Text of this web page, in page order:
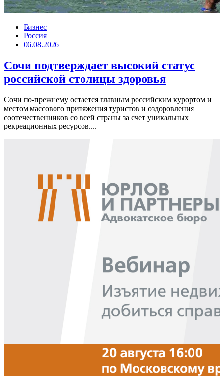
Бизнес
Россия
06.08.2026
Сочи подтверждает высокий статус
российской столицы здоровья
Сочи по-прежнему остается главным российским курортом и
местом массового притяжения туристов и оздоровления
соотечественников со всей страны за счет уникальных
рекреационных ресурсов....